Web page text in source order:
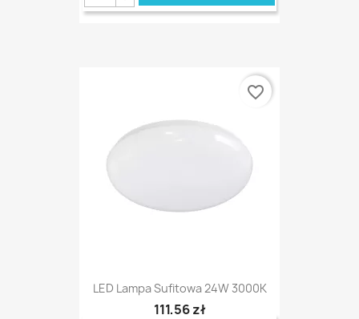
LED Lampa Sufitowa 24W 3000K
111,56 zł
favorite_border